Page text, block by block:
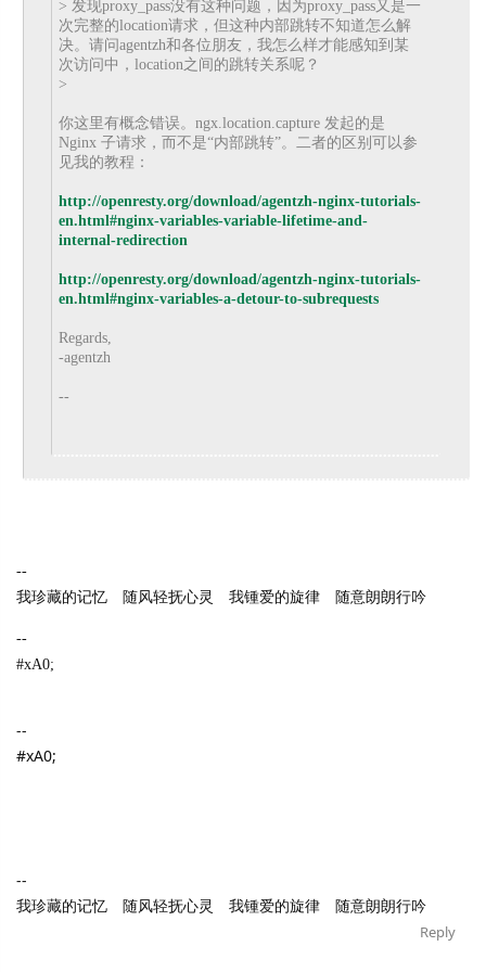
> 发现proxy_pass没有这种问题，因为proxy_pass又是一
次完整的location请求，但这种内部跳转不知道怎么解
决。请问agentzh和各位朋友，我怎么样才能感知到某
次访问中，location之间的跳转关系呢？
>
你这里有概念错误。ngx.location.capture 发起的是
Nginx 子请求，而不是“内部跳转”。二者的区别可以参
见我的教程：
http://openresty.org/download/agentzh-nginx-tutorials-
en.html#nginx-variables-variable-lifetime-and-
internal-redirection
http://openresty.org/download/agentzh-nginx-tutorials-
en.html#nginx-variables-a-detour-to-subrequests
Regards,
-agentzh
--
--
我珍藏的记忆 随风轻抚心灵 我锺爱的旋律 随意朗朗行吟
--
#xA0;
--
#xA0;
--
我珍藏的记忆 随风轻抚心灵 我锺爱的旋律 随意朗朗行吟
Reply